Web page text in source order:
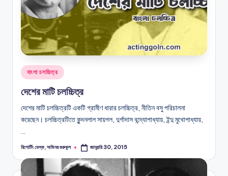
Posted
in
বাংলা চলচ্চিত্র
দেশের মাটি চলচ্চিত্র
দেশের মাটি চলচ্চিত্রটি একটি গ্রামীণ ধারার চলচ্চিত্র, নীতিন বসু পরিচালনা
করেছেন। চলচ্চিত্রটিতে কুন্দনলাল সায়গল, দুর্গাদাস বন্দ্যোপাধ্যায়, ইন্দু মুখোপাধ্যায়,
…
Posted
রিপোর্টিং ডেস্ক, অভিনয় গুরুকুল জানুয়ারি 30, 2015